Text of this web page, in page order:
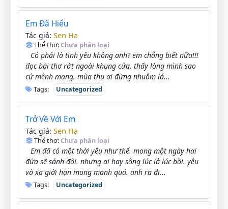
Em Đã Hiểu
Tác giả: Sen Hạ
Thể thơ:Chưa phân loại
Có phải là tình yêu không anh? em chẳng biết nữa!!!
đọc bài thơ rớt ngoài khung cửa. thấy lòng mình sao
cứ mênh mang. mùa thu ơi đừng nhuộm lá...
Tags: Uncategorized
Trở Về Với Em
Tác giả: Sen Hạ
Thể thơ:Chưa phân loại
Em đã có một thời yêu như thế. mong một ngày hai
đứa sẽ sánh đôi. nhưng ai hay sông lúc lở lúc bồi. yêu
và xa giới hạn mong manh quá. anh ra đi...
Tags: Uncategorized